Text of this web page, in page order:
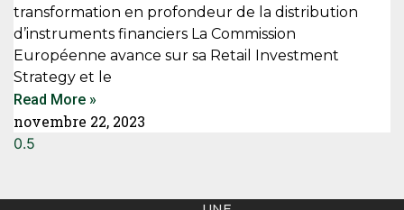
transformation en profondeur de la distribution
d’instruments financiers La Commission
Européenne avance sur sa Retail Investment
Strategy et le
Read More »
novembre 22, 2023